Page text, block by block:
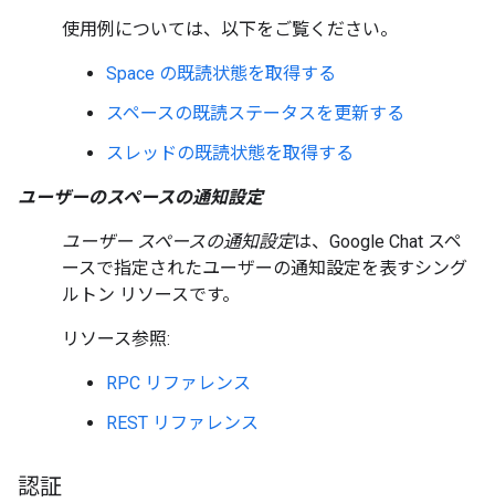
使用例については、以下をご覧ください。
Space の既読状態を取得する
スペースの既読ステータスを更新する
スレッドの既読状態を取得する
ユーザーのスペースの通知設定
ユーザー スペースの通知設定は、Google Chat スペ
ースで指定されたユーザーの通知設定を表すシング
ルトン リソースです。
リソース参照:
RPC リファレンス
REST リファレンス
認証